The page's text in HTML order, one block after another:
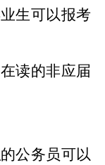
生可以报考
读的非应届
公务员可以